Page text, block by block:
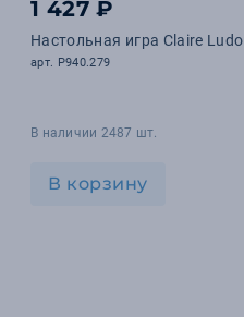
1 427 ₽
Настольная игра Claire Ludo
арт. P940.279
В наличии 2487 шт.
В корзину